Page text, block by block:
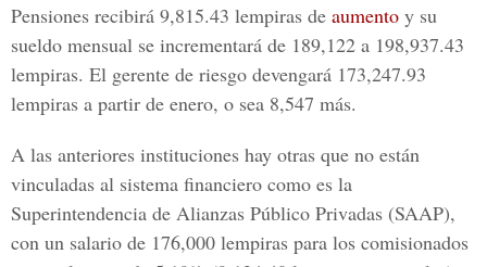
Pensiones recibirá 9,815.43 lempiras de aumento y su
sueldo mensual se incrementará de 189,122 a 198,937.43
lempiras. El gerente de riesgo devengará 173,247.93
lempiras a partir de enero, o sea 8,547 más.
A las anteriores instituciones hay otras que no están
vinculadas al sistema financiero como es la
Superintendencia de Alianzas Público Privadas (SAAP),
con un salario de 176,000 lempiras para los comisionados